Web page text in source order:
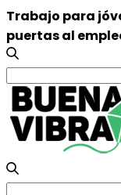
Trabajo para
puertas al
Search
for:
Search